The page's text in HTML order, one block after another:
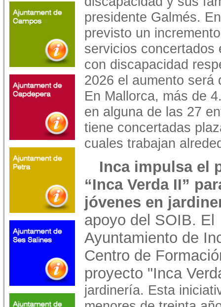
presidente Galmés.
previsto un
servicios concertados
con discapacidad
2026 el aumento será
En Mallorca, más de
en alguna de las 27
tiene concertadas
cuales trabajan
Inca impulsa el
“Inca Verda II”
jóvenes en
apoyo del SOIB. El
Ayuntamiento de
Centro de
proyecto "Inca
jardinería. Esta